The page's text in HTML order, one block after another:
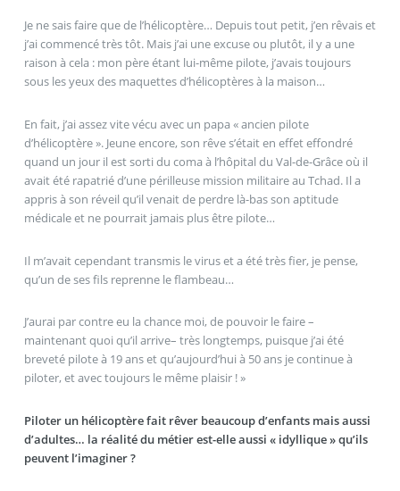
Je ne sais faire que de l’hélicoptère… Depuis tout petit, j’en rêvais et
j’ai commencé très tôt. Mais j’ai une excuse ou plutôt, il y a une
raison à cela : mon père étant lui-même pilote, j’avais toujours
sous les yeux des maquettes d’hélicoptères à la maison…
En fait, j’ai assez vite vécu avec un papa « ancien pilote
d’hélicoptère ». Jeune encore, son rêve s’était en effet effondré
quand un jour il est sorti du coma à l’hôpital du Val-de-Grâce où il
avait été rapatrié d’une périlleuse mission militaire au Tchad. Il a
appris à son réveil qu’il venait de perdre là-bas son aptitude
médicale et ne pourrait jamais plus être pilote…
Il m’avait cependant transmis le virus et a été très fier, je pense,
qu’un de ses fils reprenne le flambeau…
J’aurai par contre eu la chance moi, de pouvoir le faire –
maintenant quoi qu’il arrive– très longtemps, puisque j’ai été
breveté pilote à 19 ans et qu’aujourd’hui à 50 ans je continue à
piloter, et avec toujours le même plaisir ! »
Piloter un hélicoptère fait rêver beaucoup d’enfants mais aussi
d’adultes… la réalité du métier est-elle aussi « idyllique » qu’ils
peuvent l’imaginer ?